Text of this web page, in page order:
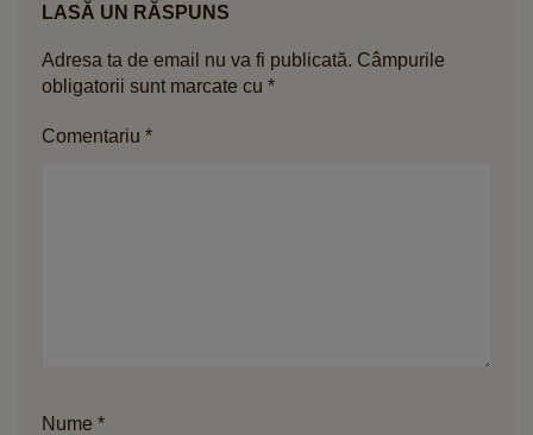
LASĂ UN RĂSPUNS
Adresa ta de email nu va fi publicată. Câmpurile
obligatorii sunt marcate cu *
Comentariu *
Nume *